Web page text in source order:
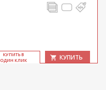
КУ­ПИТЬ В
ОДИН КЛИК
КУПИТЬ